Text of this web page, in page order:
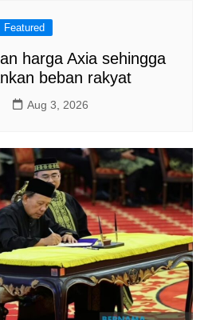
Featured
harga Axia sehingga
beban rakyat
Aug 3, 2026